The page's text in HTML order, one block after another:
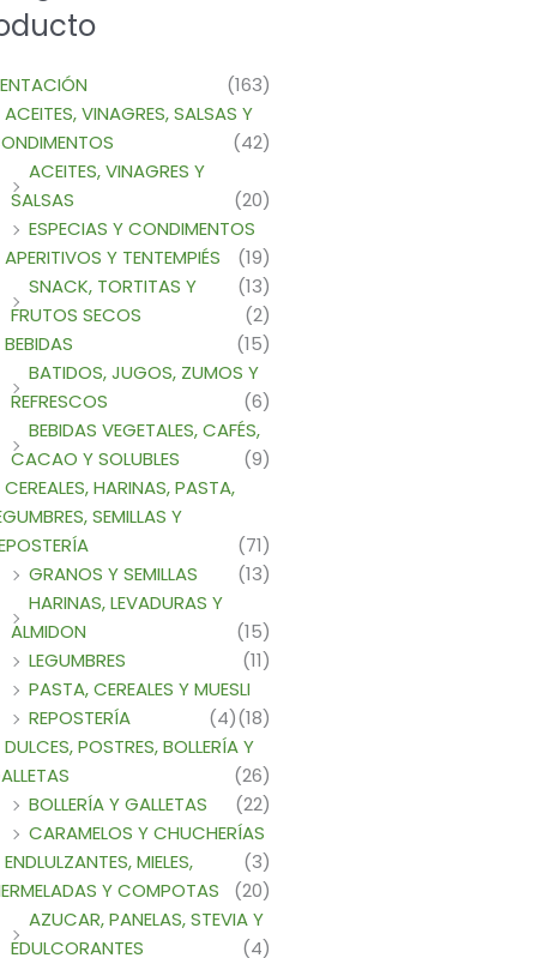
(163)
ACEITES, VINAGRES, SALSAS Y
(42)
ACEITES, VINAGRES Y
SALSAS
(20)
ESPECIAS Y CONDIMENTOS
(19)
APERITIVOS Y TENTEMPIÉS
(13)
SNACK, TORTITAS Y
FRUTOS SECOS
(2)
BEBIDAS
(15)
BATIDOS, JUGOS, ZUMOS Y
REFRESCOS
(6)
BEBIDAS VEGETALES, CAFÉS,
CACAO Y SOLUBLES
(9)
CEREALES, HARINAS, PASTA,
SEMILLAS Y
(71)
GRANOS Y SEMILLAS
(13)
HARINAS, LEVADURAS Y
ALMIDON
(15)
LEGUMBRES
(11)
PASTA, CEREALES Y MUESLI
(18)
REPOSTERÍA
(4)
DULCES, POSTRES, BOLLERÍA Y
(26)
BOLLERÍA Y GALLETAS
(22)
CARAMELOS Y CHUCHERÍAS
(3)
ENDLULZANTES, MIELES,
Y COMPOTAS
(20)
AZUCAR, PANELAS, STEVIA Y
EDULCORANTES
(4)